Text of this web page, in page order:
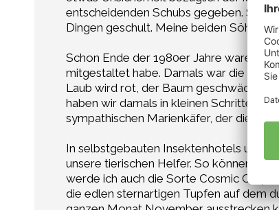
entscheidenden Schubs gegeben. Sie
Dingen geschult. Meine beiden Söhne
Schon Ende der 1980er Jahre waren
mitgestaltet habe. Damals war die rote
Laub wird rot, der Baum geschwächt,
haben wir damals in kleinen Schritten
sympathischen Marienkäfer, der die rote
In selbstgebauten Insektenhotels und
unsere tierischen Helfer. So können
werde ich auch die Sorte Cosmic Crisp
die edlen sternartigen Tupfen auf dem